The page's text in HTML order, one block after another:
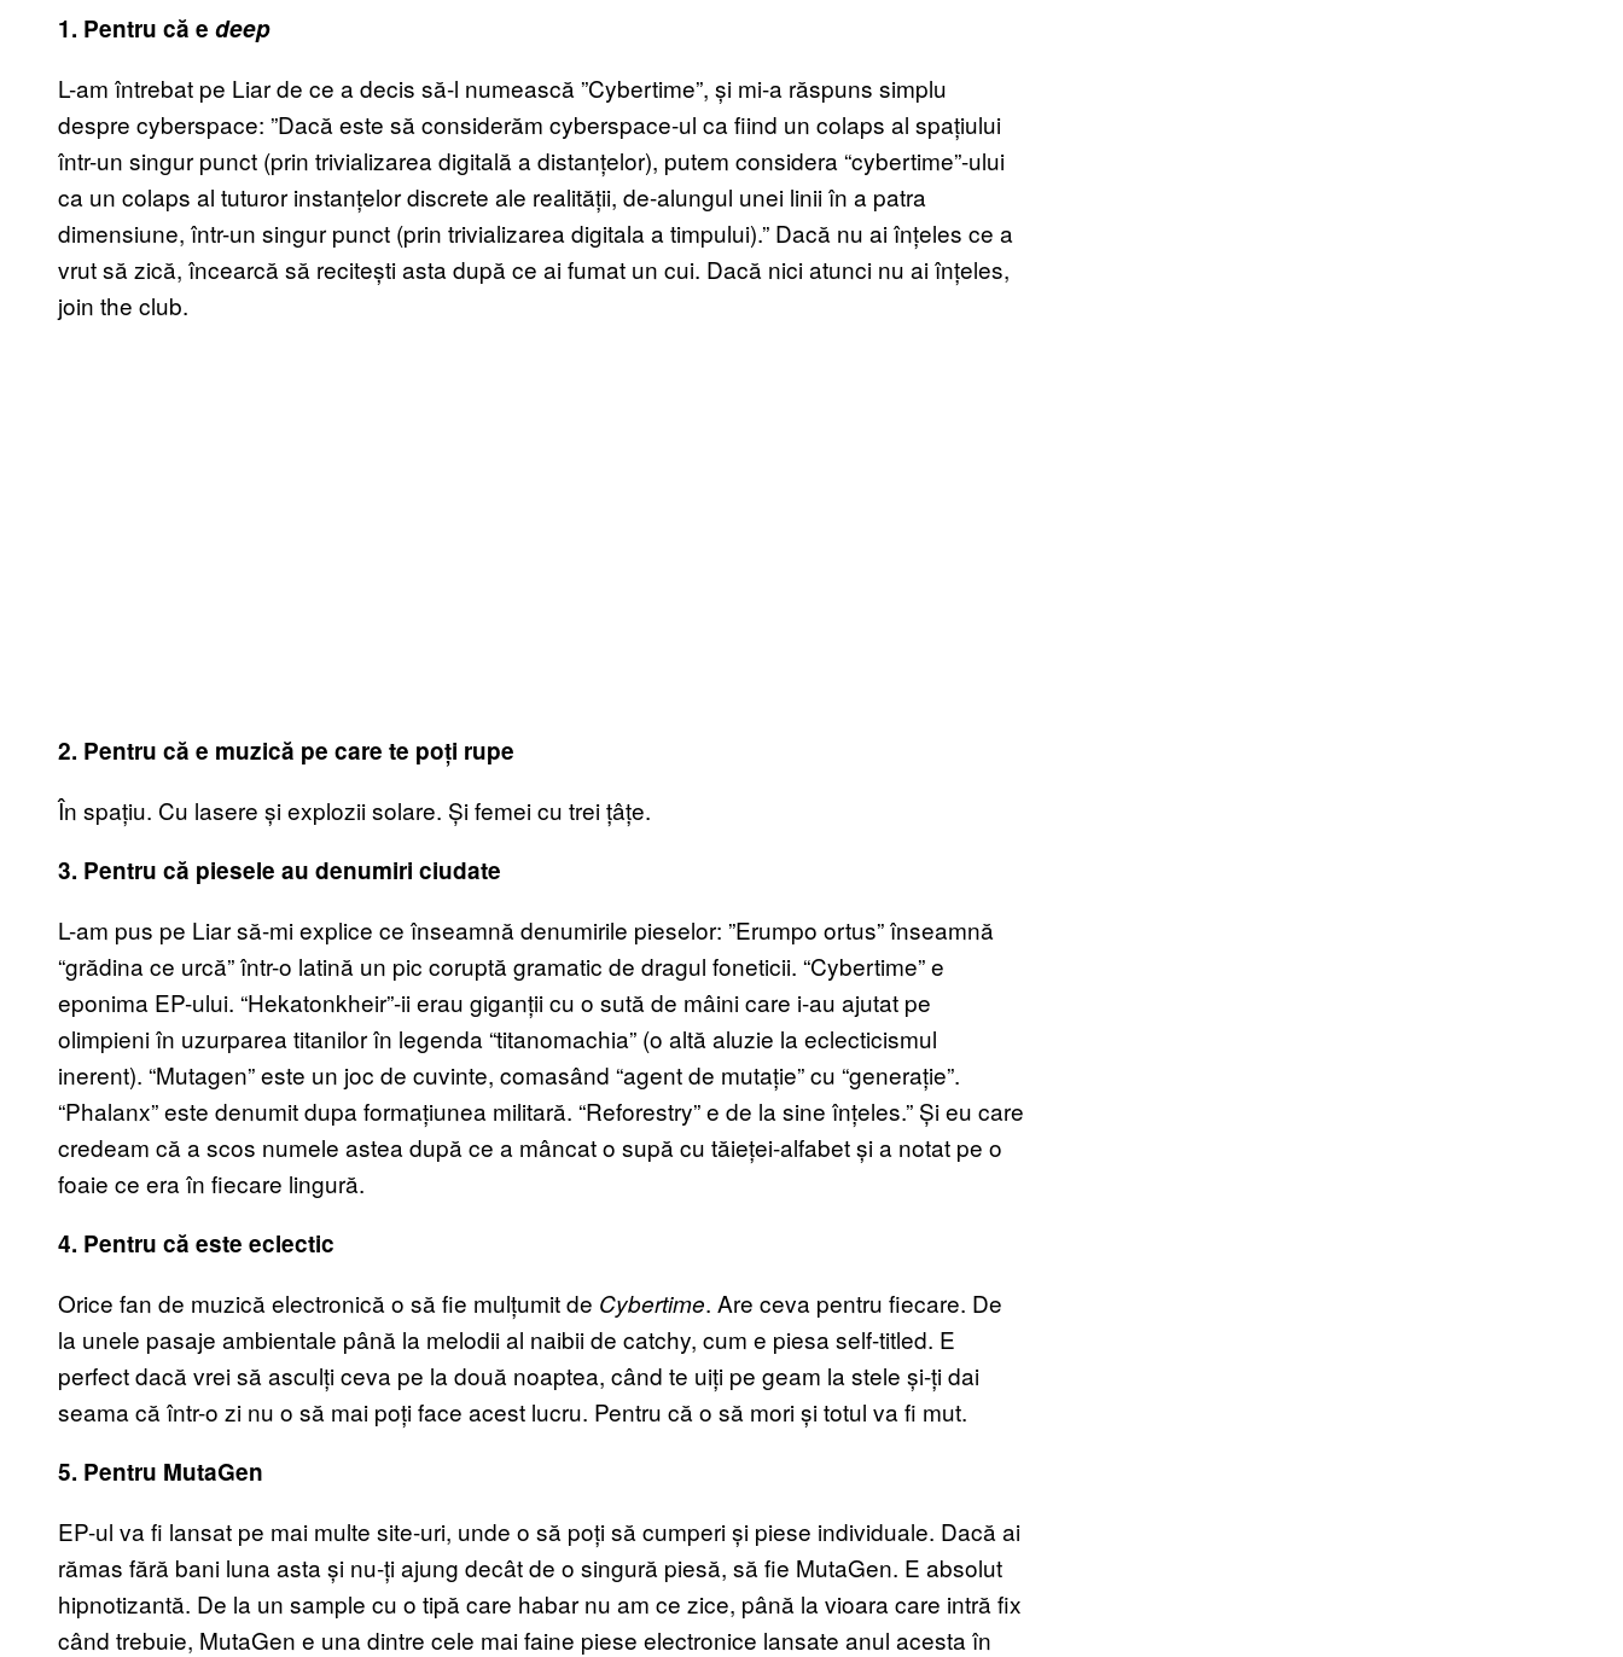
1. Pentru că e deep
L-am întrebat pe Liar de ce a decis să-l numească ”Cybertime”, și mi-a răspuns simplu
despre cyberspace: ”Dacă este să considerăm cyberspace-ul ca fiind un colaps al spațiului
într-un singur punct (prin trivializarea digitală a distanțelor), putem considera “cybertime”-ului
ca un colaps al tuturor instanțelor discrete ale realității, de-alungul unei linii în a patra
dimensiune, într-un singur punct (prin trivializarea digitala a timpului).” Dacă nu ai înțeles ce a
vrut să zică, încearcă să recitești asta după ce ai fumat un cui. Dacă nici atunci nu ai înțeles,
join the club.
2. Pentru că e muzică pe care te poți rupe
În spațiu. Cu lasere și explozii solare. Și femei cu trei țâțe.
3. Pentru că piesele au denumiri ciudate
L-am pus pe Liar să-mi explice ce înseamnă denumirile pieselor: ”Erumpo ortus” înseamnă
“grădina ce urcă” într-o latină un pic coruptă gramatic de dragul foneticii. “Cybertime” e
eponima EP-ului. “Hekatonkheir”-ii erau giganții cu o sută de mâini care i-au ajutat pe
olimpieni în uzurparea titanilor în legenda “titanomachia” (o altă aluzie la eclecticismul
inerent). “Mutagen” este un joc de cuvinte, comasând “agent de mutație” cu “generație”.
“Phalanx” este denumit dupa formațiunea militară. “Reforestry” e de la sine înțeles.” Și eu care
credeam că a scos numele astea după ce a mâncat o supă cu tăieței-alfabet și a notat pe o
foaie ce era în fiecare lingură.
4. Pentru că este eclectic
Orice fan de muzică electronică o să fie mulțumit de Cybertime. Are ceva pentru fiecare. De
la unele pasaje ambientale până la melodii al naibii de catchy, cum e piesa self-titled. E
perfect dacă vrei să asculți ceva pe la două noaptea, când te uiți pe geam la stele și-ți dai
seama că într-o zi nu o să mai poți face acest lucru. Pentru că o să mori și totul va fi mut.
5. Pentru MutaGen
EP-ul va fi lansat pe mai multe site-uri, unde o să poți să cumperi și piese individuale. Dacă ai
rămas fără bani luna asta și nu-ți ajung decât de o singură piesă, să fie MutaGen. E absolut
hipnotizantă. De la un sample cu o tipă care habar nu am ce zice, până la vioara care intră fix
când trebuie, MutaGen e una dintre cele mai faine piese electronice lansate anul acesta în